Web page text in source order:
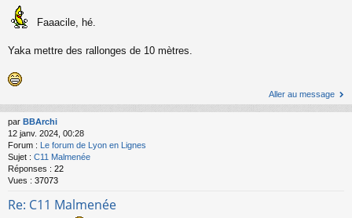
Faaacile, hé.
Yaka mettre des rallonges de 10 mètres.
Aller au message
par BBArchi
12 janv. 2024, 00:28
Forum : Le forum de Lyon en Lignes
Sujet : C11 Malmenée
Réponses : 22
Vues : 37073
Re: C11 Malmenée